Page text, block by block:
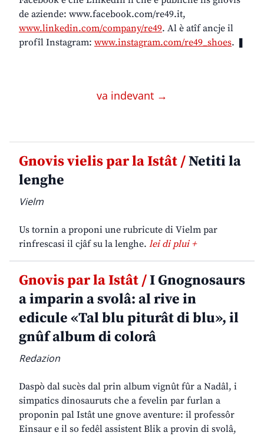
de aziende: www.facebook.com/re49.it,
www.linkedin.com/company/re49. Al è atîf ancje il
profîl Instagram: www.instagram.com/re49_shoes. ❚
va indevant →
Gnovis vielis par la Istât /Netiti la
lenghe
Vielm
Us tornin a proponi une rubricute di Vielm par
rinfrescasi il cjâf su la lenghe. lei di plui +
Gnovis par la Istât /I Gnognosaurs
a imparin a svolâ: al rive in
edicule «Tal blu piturât di blu», il
gnûf album di colorâ
Redazion
Daspò dal sucès dal prin album vignût fûr a Nadâl, i
simpatics dinosauruts che a fevelin par furlan a
proponin pal Istât une gnove aventure: il professôr
Einsaur e il so fedêl assistent Blik a provin di svolâ,